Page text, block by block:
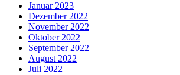
Januar 2023
Dezember 2022
November 2022
Oktober 2022
September 2022
August 2022
Juli 2022